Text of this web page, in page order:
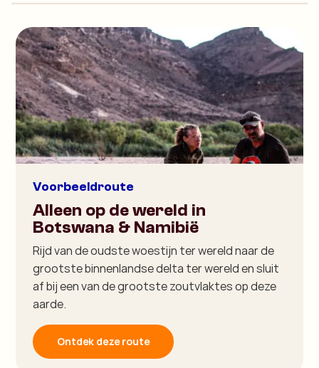
Voorbeeldroute
Alleen op de wereld in
Botswana & Namibië
Rijd van de oudste woestijn ter wereld naar de
grootste binnenlandse delta ter wereld en sluit
af bij een van de grootste zoutvlaktes op deze
aarde.
Ontdek deze route